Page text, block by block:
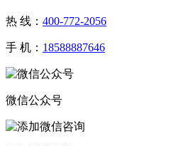
热 线： 400-772-2056
手 机： 18588887646
微信公众号